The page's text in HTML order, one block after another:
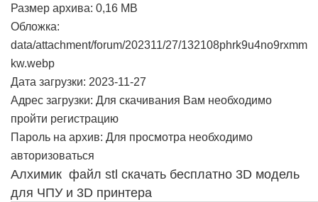
Размер архива: 0,16 MB
Обложка:
data/attachment/forum/202311/27/132108phrk9u4no9rxmm
kw.webp
Дата загрузки: 2023-11-27
Адрес загрузки: Для скачивания Вам необходимо
пройти регистрацию
Пароль на архив: Для просмотра необходимо
авторизоваться
Алхимик файл stl скачать бесплатно 3D модель
для ЧПУ и 3D принтера